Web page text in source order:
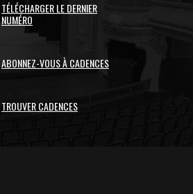
TÉLÉCHARGER LE DERNIER
NUMÉRO
ABONNEZ-VOUS À CADENCES
TROUVER CADENCES